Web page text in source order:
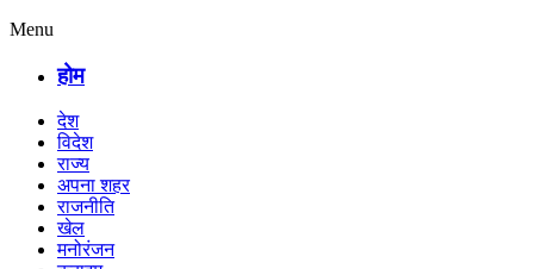
Menu
होम
देश
विदेश
राज्य
अपना शहर
राजनीति
खेल
मनोरंजन